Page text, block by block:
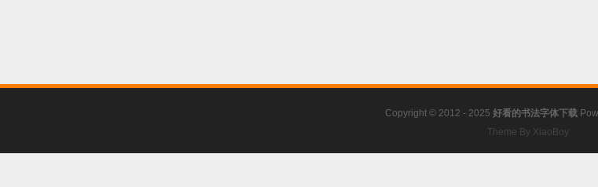
Copyright © 2012 - 2025 好看的书法字体下载
Theme By XiaoBoy